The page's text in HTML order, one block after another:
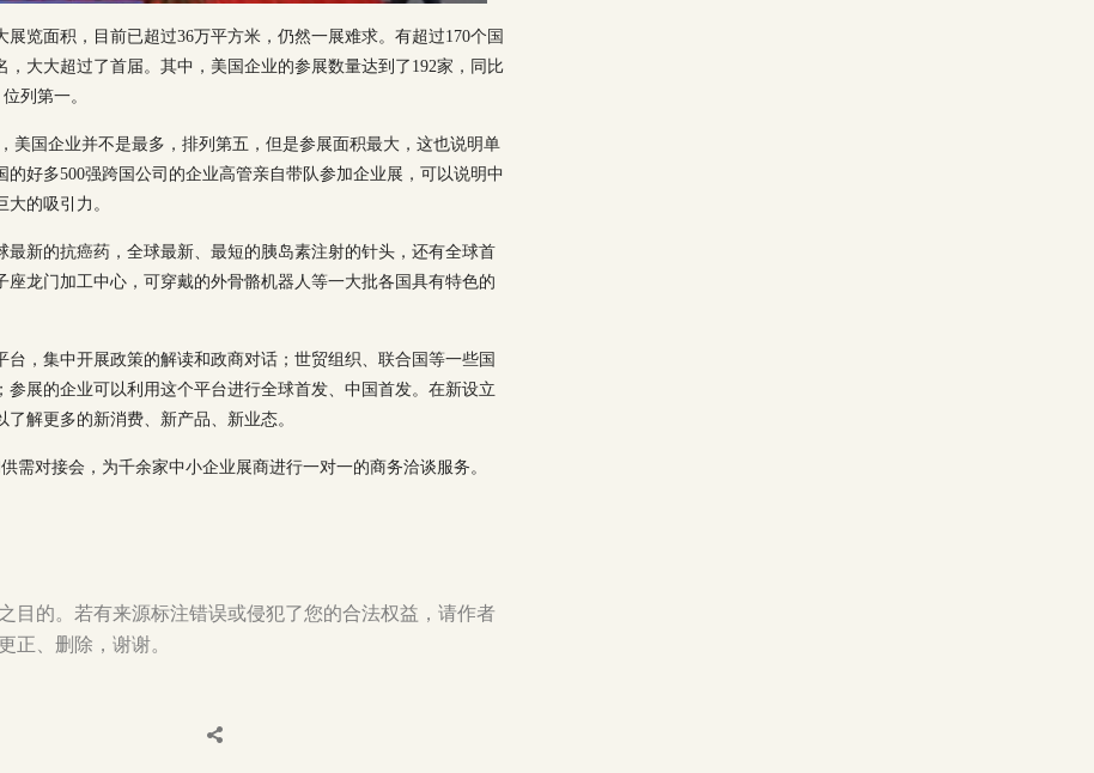
览面积，目前已超过36万平方米，仍然一展难求。有超过170个国
，大大超过了首届。其中，美国企业的参展数量达到了192家，同比
列第一。
美国企业并不是最多，排列第五，但是参展面积最大，这也说明单
好多500强跨国公司的企业高管亲自带队参加企业展，可以说明中
的吸引力。
最新的抗癌药，全球最新、最短的胰岛素注射的针头，还有全球首
龙门加工中心，可穿戴的外骨骼机器人等一大批各国具有特色的
，集中开展政策的解读和政商对话；世贸组织、联合国等一些国
参展的企业可以利用这个平台进行全球首发、中国首发。在新设立
解更多的新消费、新产品、新业态。
需对接会，为千余家中小企业展商进行一对一的商务洽谈服务。
目的。若有来源标注错误或侵犯了您的合法权益，请作者
正、删除，谢谢。